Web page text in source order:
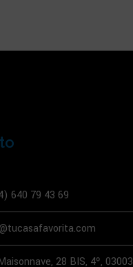
640 79 43 69
28 BIS, 4º, 03003